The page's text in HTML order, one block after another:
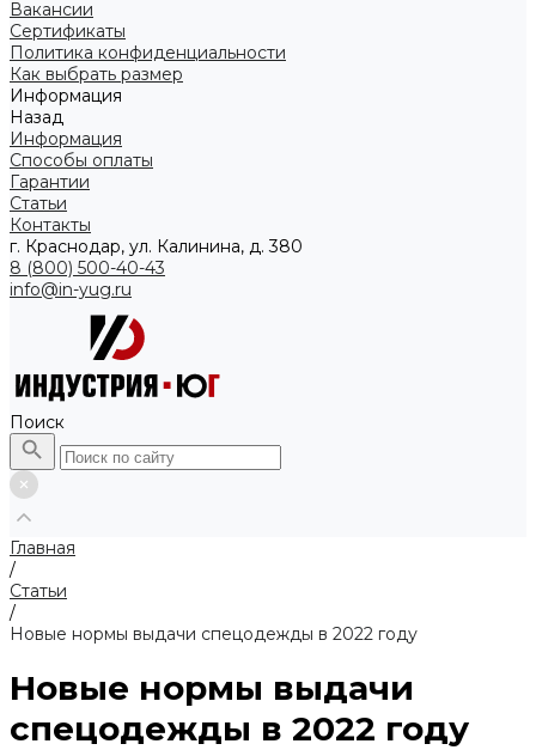
Вакансии
Сертификаты
Политика конфиденциальности
Как выбрать размер
Информация
Назад
Информация
Способы оплаты
Гарантии
Статьи
Контакты
г. Краснодар, ул. Калинина, д. 380
8 (800) 500-40-43
info@in-yug.ru
Поиск
Главная
/
Статьи
/
Новые нормы выдачи спецодежды в 2022 году
Новые нормы выдачи
спецодежды в 2022 году